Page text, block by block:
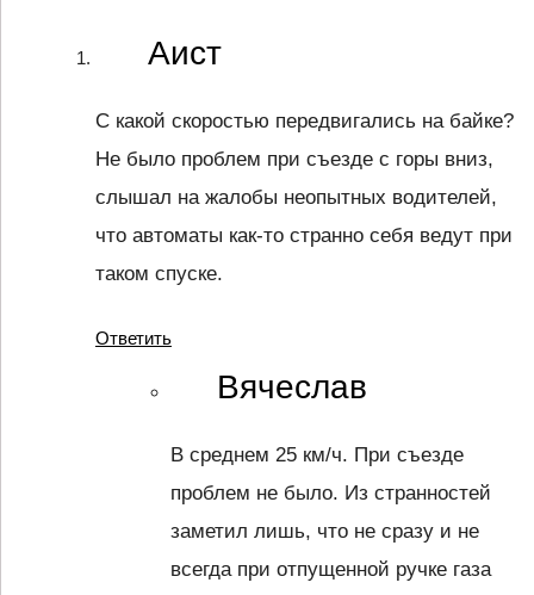
Аист
С какой скоростью передвигались на байке?
Не было проблем при съезде с горы вниз,
слышал на жалобы неопытных водителей,
что автоматы как-то странно себя ведут при
таком спуске.
Ответить
Вячеслав
В среднем 25 км/ч. При съезде
проблем не было. Из странностей
заметил лишь, что не сразу и не
всегда при отпущенной ручке газа